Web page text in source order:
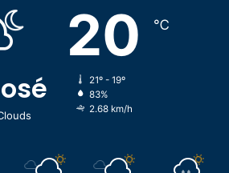
20 ℃
21º - 19º
83%
2.68 km/h